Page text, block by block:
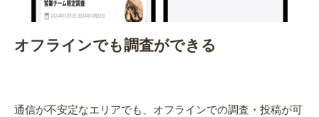
オフラインでも調査ができる
通信が不安定なエリアでも、オフラインでの調査・投稿が可